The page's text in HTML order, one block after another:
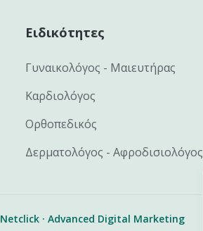
Ειδικότητες
Γυναικολόγος - Μαιευτήρας
Καρδιολόγος
Ορθοπεδικός
Δερματολόγος - Αφροδισιολόγος
Netclick · Advanced Digital Marketing